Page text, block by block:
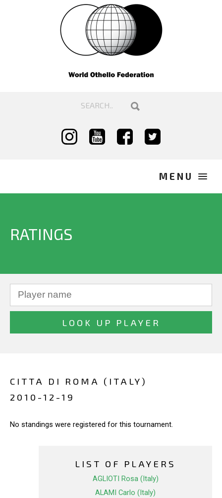
RATINGS
CITTA DI ROMA (ITALY)
2010-12-19
No standings were registered for this tournament.
LIST OF PLAYERS
AGLIOTI Rosa (Italy)
ALAMI Carlo (Italy)